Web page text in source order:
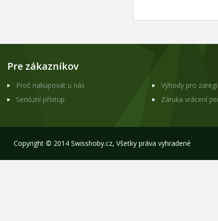
Pre zákazníkov
Proč nakupovat u nás
Výhody pro
Seriózní přístup
Záruka vrácení
Copyright © 2014 Swisshoby.cz, Všetky práva vyhradené